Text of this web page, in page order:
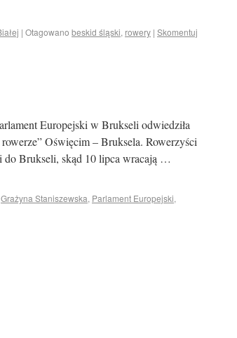
| Otagowano beskid śląski, rowery | Skomentuj
Europejski w Brukseli odwiedziła
Oświęcim – Bruksela. Rowerzyści
Brukseli, skąd 10 lipca wracają …
Grażyna Staniszewska, Parlament Europejski,